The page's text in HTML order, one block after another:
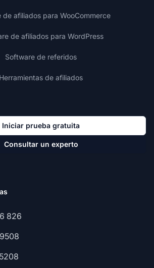
de afiliados para WooCommerce
de afiliados para WordPress
Software de referidos
Herramientas de afiliados
Iniciar prueba gratuita
Consultar un experto
826